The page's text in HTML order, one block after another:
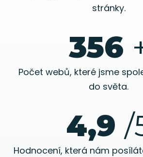
stránky.
356
Počet webů, které jsme
do světa.
4,9 /
Hodnocení, která nám